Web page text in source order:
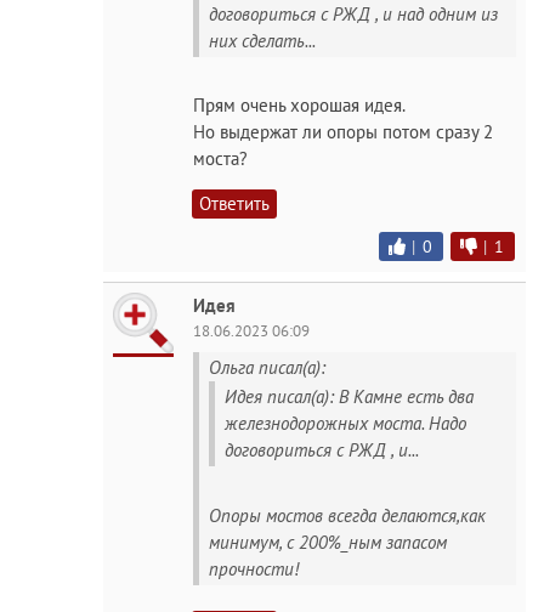
договориться с РЖД , и над одним из
них сделать...
Прям очень хорошая идея.
Но выдержат ли опоры потом сразу 2
моста?
Ответить
| 0 | 1
Идея
18.06.2023 06:09
Ольга писал(а):
Идея писал(а): В Камне есть два
железнодорожных моста. Надо
договориться с РЖД , и...
Опоры мостов всегда делаются,как
минимум, с 200%_ным запасом
прочности!